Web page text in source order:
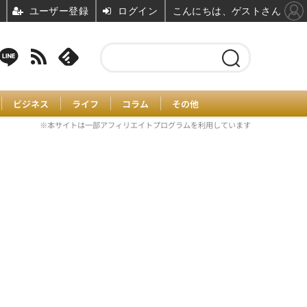
ビジネス ライフ コラム その他
※本サイトは一部アフィリエイトプログラムを利用しています
ユーザー登録 ログイン こんにちは、ゲストさん